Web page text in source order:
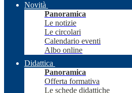
Novità
Panoramica
Le notizie
Le circolari
Calendario eventi
Albo online
Didattica
Panoramica
Offerta formativa
Le schede didattiche